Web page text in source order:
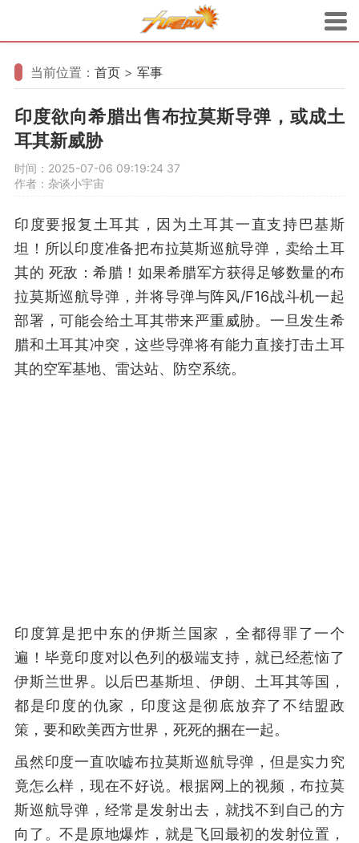
当前位置： 首页 > 军事
印度欲向希腊出售布拉莫斯导弹，或成土
耳其新威胁
时间：2025-07-06 09:19:24 37
作者：杂谈小宇宙
印度要报复土耳其，因为土耳其一直支持巴基斯
坦！所以印度准备把布拉莫斯巡航导弹，卖给土耳
其的 死敌：希腊！如果希腊军方获得足够数量的布
拉莫斯巡航导弹，并将导弹与阵风/F16战斗机一起
部署，可能会给土耳其带来严重威胁。一旦发生希
腊和土耳其冲突，这些导弹将有能力直接打击土耳
其的空军基地、雷达站、防空系统。
印度算是把中东的伊斯兰国家，全都得罪了一个
遍！毕竟印度对以色列的极端支持，就已经惹恼了
伊斯兰世界。以后巴基斯坦、伊朗、土耳其等国，
都是印度的仇家，印度这是彻底放弃了不结盟政
策，要和欧美西方世界，死死的捆在一起。
虽然印度一直吹嘘布拉莫斯巡航导弹，但是实力究
竟怎么样，现在不好说。根据网上的视频，布拉莫
斯巡航导弹，经常是发射出去，就找不到自己的方
向了。不是原地爆炸，就是飞回最初的发射位置，